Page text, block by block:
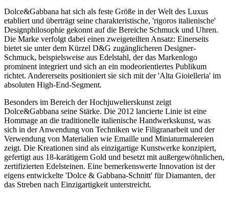
Dolce&Gabbana hat sich als feste Größe in der Welt des Luxus
etabliert und überträgt seine charakteristische, 'rigoros italienische'
Designphilosophie gekonnt auf die Bereiche Schmuck und Uhren.
Die Marke verfolgt dabei einen zweigeteilten Ansatz: Einerseits
bietet sie unter dem Kürzel D&G zugänglicheren Designer-
Schmuck, beispielsweise aus Edelstahl, der das Markenlogo
prominent integriert und sich an ein modeorientiertes Publikum
richtet. Andererseits positioniert sie sich mit der 'Alta Gioielleria' im
absoluten High-End-Segment.
Besonders im Bereich der Hochjuwelierskunst zeigt
Dolce&Gabbana seine Stärke. Die 2012 lancierte Linie ist eine
Hommage an die traditionelle italienische Handwerkskunst, was
sich in der Anwendung von Techniken wie Filigranarbeit und der
Verwendung von Materialien wie Emaille und Miniaturmalereien
zeigt. Die Kreationen sind als einzigartige Kunstwerke konzipiert,
gefertigt aus 18-karätigem Gold und besetzt mit außergewöhnlichen,
zertifizierten Edelsteinen. Eine bemerkenswerte Innovation ist der
eigens entwickelte 'Dolce & Gabbana-Schnitt' für Diamanten, der
das Streben nach Einzigartigkeit unterstreicht.